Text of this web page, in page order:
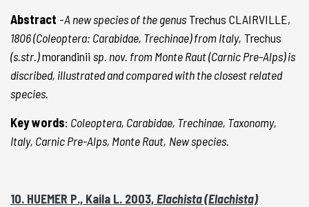
Abstract -A new species of the genusTrechus CLAIRVILLE,
1806 (Coleoptera: Carabidae, Trechinae) from Italy, Trechus
(s.str.)morandinii sp. nov. from Monte Raut (Carnic Pre-Alps) is
discribed, illustrated and compared with the closest related
species.
Key words: Coleoptera, Carabidae, Trechinae, Taxonomy,
Italy, Carnic Pre-Alps, Monte Raut, New species.
10. HUEMER P., Kaila L. 2003,Elachista (Elachista)